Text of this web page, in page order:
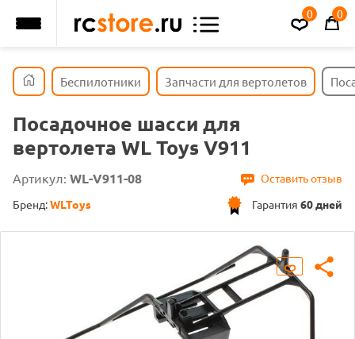
0 0
Беспилотники Запчасти для вертолетов
Посадочное шасси для
вертолета WL Toys V911
Артикул: WL-V911-08
Оставить отзыв
Гарантия 60 дней
Бренд:WLToys